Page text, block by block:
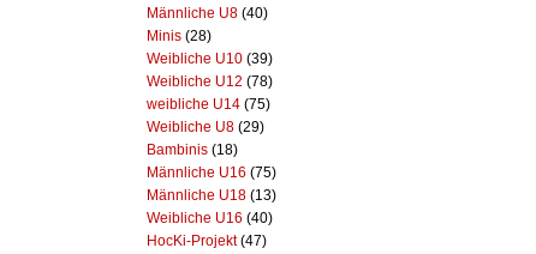
Männliche U8 (40)
Minis (28)
Weibliche U10 (39)
Weibliche U12 (78)
weibliche U14 (75)
Weibliche U8 (29)
Bambinis (18)
Männliche U16 (75)
Männliche U18 (13)
Weibliche U16 (40)
HocKi-Projekt(47)